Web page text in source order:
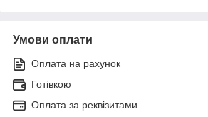
Умови оплати
Оплата на рахунок
Готівкою
Оплата за реквізитами